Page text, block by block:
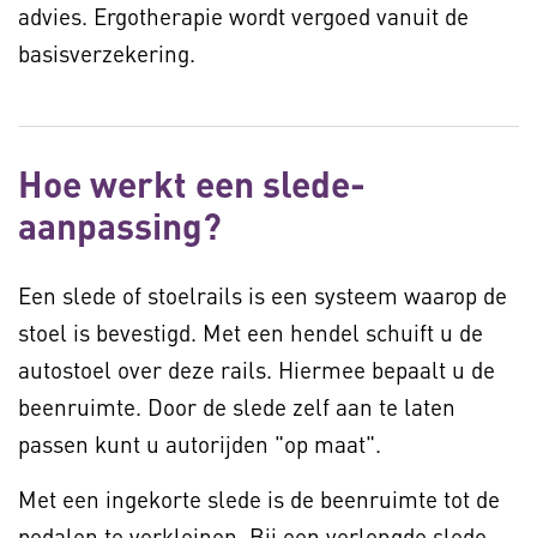
advies. Ergotherapie wordt vergoed vanuit de
basisverzekering.
Hoe werkt een slede-
aanpassing?
Een slede of stoelrails is een systeem waarop de
stoel is bevestigd. Met een hendel schuift u de
autostoel over deze rails. Hiermee bepaalt u de
beenruimte. Door de slede zelf aan te laten
passen kunt u autorijden "op maat".
Met een ingekorte slede is de beenruimte tot de